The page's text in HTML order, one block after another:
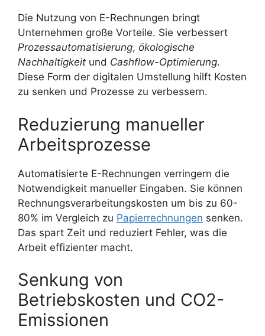
Die Nutzung von E-Rechnungen bringt
Unternehmen große Vorteile. Sie verbessert
Prozessautomatisierung, ökologische
Nachhaltigkeit und Cashflow-Optimierung.
Diese Form der digitalen Umstellung hilft Kosten
zu senken und Prozesse zu verbessern.
Reduzierung manueller
Arbeitsprozesse
Automatisierte E-Rechnungen verringern die
Notwendigkeit manueller Eingaben. Sie können
Rechnungsverarbeitungskosten um bis zu 60-
80% im Vergleich zu Papierrechnungen senken.
Das spart Zeit und reduziert Fehler, was die
Arbeit effizienter macht.
Senkung von
Betriebskosten und CO2-
Emissionen